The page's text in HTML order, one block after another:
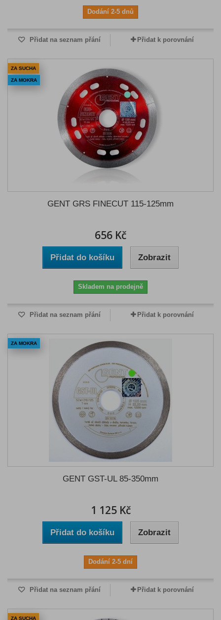
Dodání 2-5 dnů
Přidat na seznam přání Přidat k porovnání
ZA SUCHA
ZA MOKRA
GENT GRS FINECUT 115-125mm
656 Kč
Přidat do košíku Zobrazit
Skladem na prodejně
Přidat na seznam přání Přidat k porovnání
ZA MOKRA
GENT GST-UL 85-350mm
1 125 Kč
Přidat do košíku Zobrazit
Dodání 2-5 dní
Přidat na seznam přání Přidat k porovnání
ZA SUCHA